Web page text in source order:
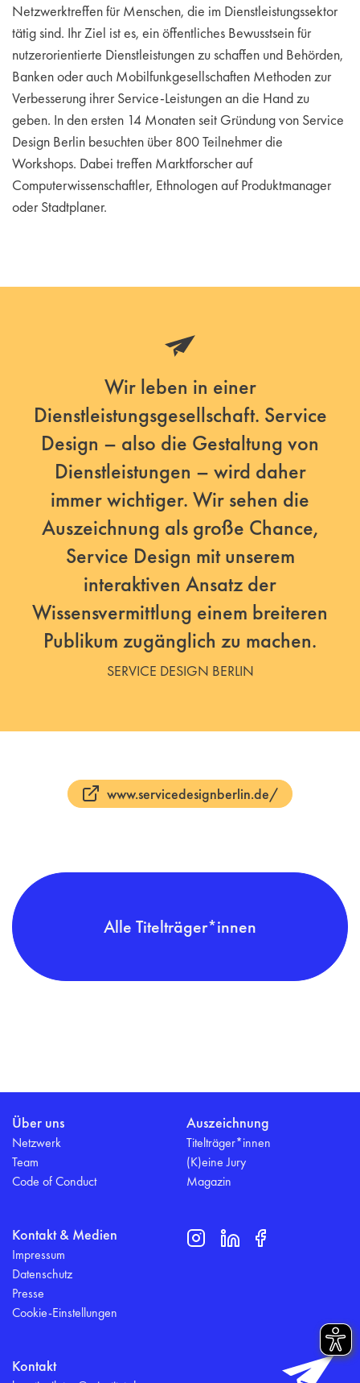
Netzwerktreffen für Menschen, die im Dienstleistungssektor
tätig sind. Ihr Ziel ist es, ein öffentliches Bewusstsein für
nutzerorientierte Dienstleistungen zu schaffen und Behörden,
Banken oder auch Mobilfunkgesellschaften Methoden zur
Verbesserung ihrer Service-Leistungen an die Hand zu
geben. In den ersten 14 Monaten seit Gründung von Service
Design Berlin besuchten über 800 Teilnehmer die
Workshops. Dabei treffen Marktforscher auf
Computerwissenschaftler, Ethnologen auf Produktmanager
oder Stadtplaner.
Wir leben in einer
Dienstleistungsgesellschaft. Service
Design – also die Gestaltung von
Dienstleistungen – wird daher
immer wichtiger. Wir sehen die
Auszeichnung als große Chance,
Service Design mit unserem
interaktiven Ansatz der
Wissensvermittlung einem breiteren
Publikum zugänglich zu machen.
SERVICE DESIGN BERLIN
www.servicedesignberlin.de/
Alle Titelträger*innen
Über uns
Netzwerk
Team
Code of Conduct
Auszeichnung
Titelträger*innen
(K)eine Jury
Magazin
Kontakt & Medien
Impressum
Datenschutz
Presse
Cookie-Einstellungen
Kontakt